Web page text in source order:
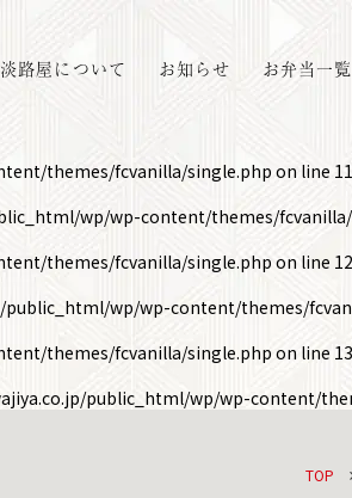
淡路屋について お知らせ お弁当一覧
themes/fcvanilla/single.php on line 11
wp/wp-content/themes/
themes/fcvanilla/single.php on line 12
public_html/wp/wp-content/themes/
themes/fcvanilla/single.php on line 13
public_html/wp/wp-content/
TOP